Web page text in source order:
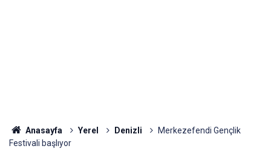
Anasayfa Yerel Denizli
Merkezefendi Gençlik
Festivali başlıyor